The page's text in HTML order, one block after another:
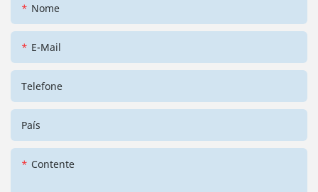
Nome
E-Mail
Telefone
País
Contente